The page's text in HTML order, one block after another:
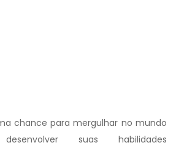
chance para mergulhar no mundo
suas habilidades